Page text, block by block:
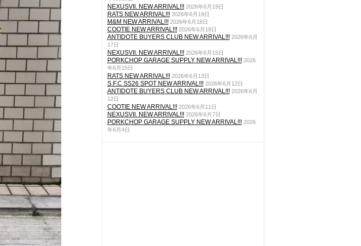
NEXUSVII. NEW ARRIVAL!!! 2026年6月19日
RATS NEW ARRIVAL!!! 2026年6月19日
M&M NEW ARRIVAL!!! 2026年6月18日
COOTIE NEW ARRIVAL!!! 2026年6月18日
ANTIDOTE BUYERS CLUB NEW ARRIVAL!!! 2026年6月
17日
NEXUSVII. NEW ARRIVAL!!! 2026年6月15日
PORKCHOP GARAGE SUPPLY NEW ARRIVAL!!! 2026
年6月15日
RATS NEW ARRIVAL!!! 2026年6月13日
S.F.C SS26 SPOT NEW ARRIVAL!!! 2026年6月12日
ANTIDOTE BUYERS CLUB NEW ARRIVAL!!! 2026年6月
12日
COOTIE NEW ARRIVAL!!! 2026年6月11日
NEXUSVII. NEW ARRIVAL!!! 2026年6月7日
PORKCHOP GARAGE SUPPLY NEW ARRIVAL!!! 2026
年6月4日